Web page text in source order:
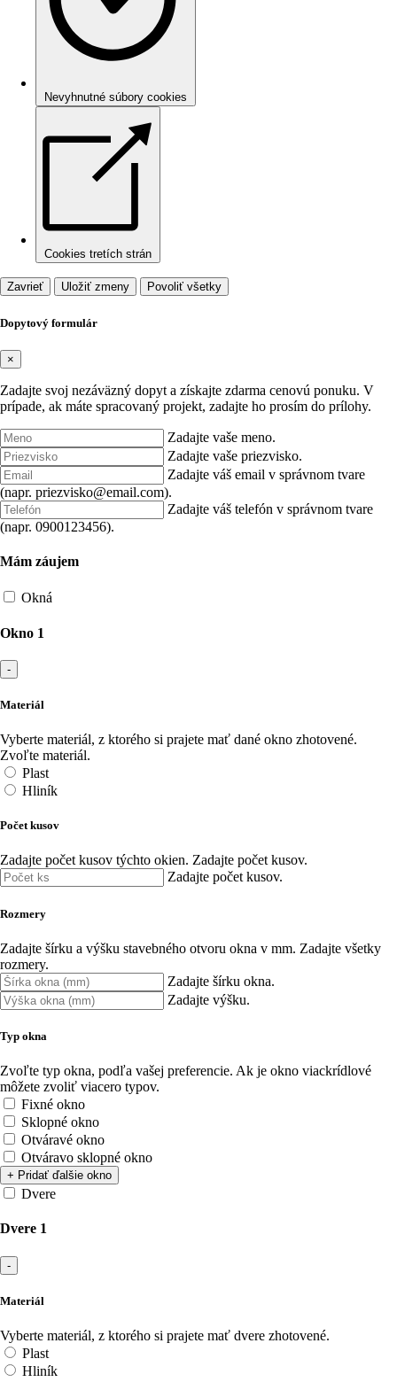
Nevyhnutné súbory cookies
Cookies tretích strán
Zavrieť Uložiť zmeny Povoliť všetky
Dopytový formulár
×
Zadajte svoj nezáväzný dopyt a získajte zdarma cenovú ponuku. V
prípade, ak máte spracovaný projekt, zadajte ho prosím do prílohy.
Zadajte vaše meno.
Zadajte vaše priezvisko.
Zadajte váš email v správnom tvare
(napr. priezvisko@email.com).
Zadajte váš telefón v správnom tvare
(napr. 0900123456).
Mám záujem
Okná
Okno 1
-
Materiál
Vyberte materiál, z ktorého si prajete mať dané okno zhotovené.
Zvoľte materiál.
Plast
Hliník
Počet kusov
Zadajte počet kusov týchto okien. Zadajte počet kusov.
Zadajte počet kusov.
Rozmery
Zadajte šírku a výšku stavebného otvoru okna v mm. Zadajte všetky
rozmery.
Zadajte šírku okna.
Zadajte výšku.
Typ okna
Zvoľte typ okna, podľa vašej preferencie. Ak je okno viackrídlové
môžete zvoliť viacero typov.
Fixné okno
Sklopné okno
Otváravé okno
Otváravo sklopné okno
+ Pridať ďalšie okno
Dvere
Dvere 1
-
Materiál
Vyberte materiál, z ktorého si prajete mať dvere zhotovené.
Plast
Hliník